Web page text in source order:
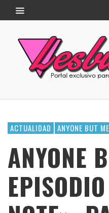
ACTUALIDAD ANYONE BUT ME
ANYONE